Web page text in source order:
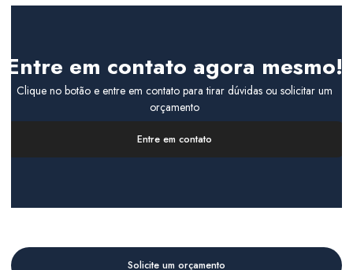
Entre em contato agora mesmo!
Clique no botão e entre em contato para tirar dúvidas ou solicitar um
orçamento
Entre em contato
Solicite um orçamento